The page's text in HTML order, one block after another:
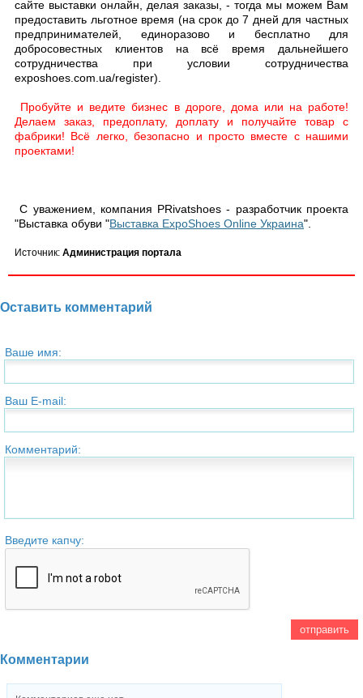
сайте выставки онлайн, делая заказы, - тогда мы можем Вам
предоставить льготное время (на срок до 7 дней для частных
предпринимателей, единоразово и бесплатно для
добросовестных клиентов на всё время дальнейшего
сотрудничества при условии сотрудничества
exposhoes.com.ua/register).
Пробуйте и ведите бизнес в дороге, дома или на работе!
Делаем заказ, предоплату, доплату и получайте товар с
фабрики! Всё легко, безопасно и просто вместе с нашими
проектами!
С уважением, компания PRivatshoes - разработчик проекта
"Выставка обуви "Выставка ExpoShoes Online Украина".
Источник: Администрация портала
Оставить комментарий
Ваше имя:
Ваш E-mail:
Комментарий:
Введите капчу:
Комментарии